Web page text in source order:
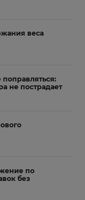
веса
не пострадает
по
без